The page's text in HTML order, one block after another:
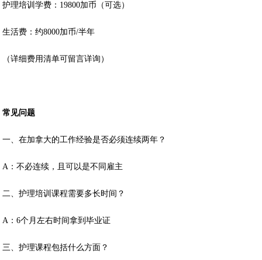
护理培训学费：19800加币（可选）
生活费：约8000加币/半年
（详细费用清单可留言详询）
常见问题
一、在加拿大的工作经验是否必须连续两年？
A：不必连续，且可以是不同雇主
二、护理培训课程需要多长时间？
A：6个月左右时间拿到毕业证
三、护理课程包括什么方面？